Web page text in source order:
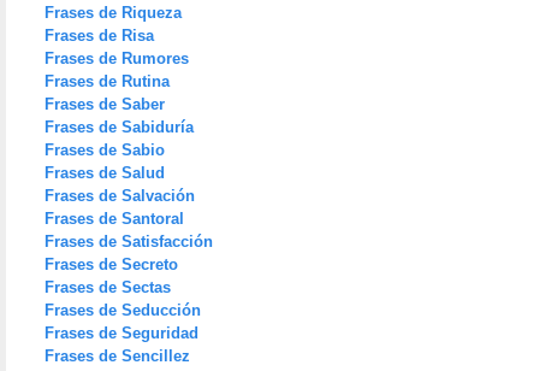
Frases de Riqueza
Frases de Risa
Frases de Rumores
Frases de Rutina
Frases de Saber
Frases de Sabiduría
Frases de Sabio
Frases de Salud
Frases de Salvación
Frases de Santoral
Frases de Satisfacción
Frases de Secreto
Frases de Sectas
Frases de Seducción
Frases de Seguridad
Frases de Sencillez